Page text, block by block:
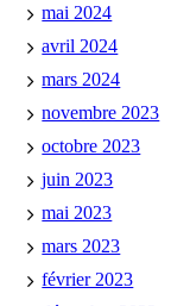
mai 2024
avril 2024
mars 2024
novembre 2023
octobre 2023
juin 2023
mai 2023
mars 2023
février 2023